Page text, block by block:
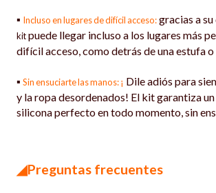
▪ Incluso en lugares de difícil acceso: gracias a
kit puede llegar incluso a los lugares más
difícil acceso, como detrás de una estufa
▪ Sin ensuciarte las manos: ¡ Dile adiós para
y la ropa desordenados! El kit garantiza
silicona perfecto en todo momento, sin
◢Preguntas frecuentes